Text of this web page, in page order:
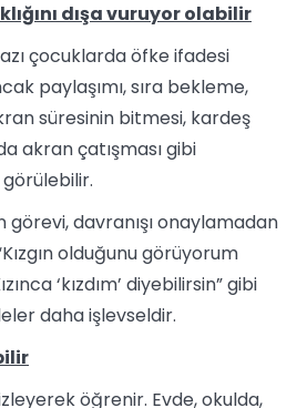
dışa vuruyor olabilir
çocuklarda öfke ifadesi
paylaşımı, sıra bekleme,
süresinin bitmesi, kardeş
akran çatışması gibi
görevi, davranışı onaylamadan
olduğunu görüyorum
‘kızdım’ diyebilirsin” gibi
daha işlevseldir.
öğrenir. Evde, okulda,